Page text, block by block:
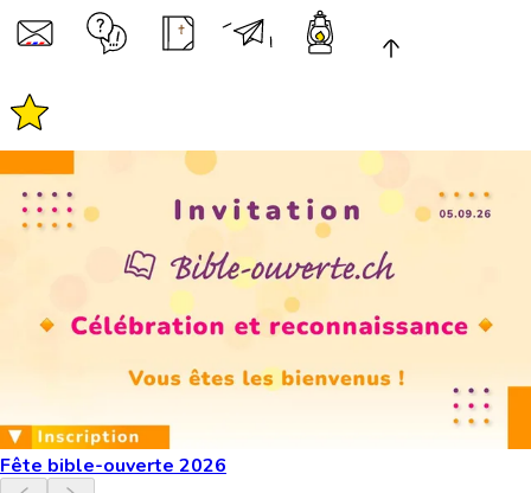
Fête bible-ouverte 2026